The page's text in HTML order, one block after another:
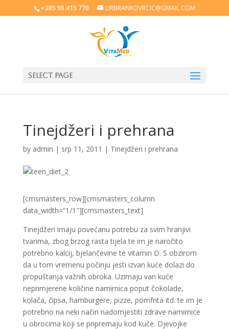
+385 98 415 770 DRBRANKOVRCIC@GMAIL.COM
Select Page
Tinejdžeri i prehrana
by admin | srp 11, 2011 | Tinejdžeri i prehrana
[cmsmasters_row][cmsmasters_column
data_width=”1/1″][cmsmasters_text]
Tinejdžeri imaju povećanu potrebu za svim hranjivi
tvarima, zbog brzog rasta tijela te im je naročito
potrebno kalcij, bjelančevine te vitamin D. S obzirom
da u tom vremenu počinju jesti izvan kuće dolazi do
propuštanja važnih obroka. Uzimaju van kuće
neprimjerene količine namirnica poput čokolade,
kolača, čipsa, hamburgere, pizze, pomfrita itd. te im je
potrebno na neki način nadomjestiti zdrave namirnice
u obrocima koji se pripremaju kod kuče. Djevojke